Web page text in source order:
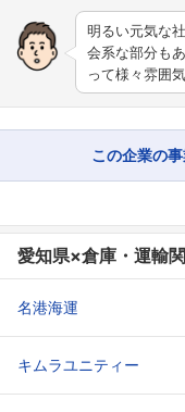
明るい元気な
会系な部分も
って様々雰囲
この企業の
愛知県×倉庫・運輸
名港海運
キムラユニティー